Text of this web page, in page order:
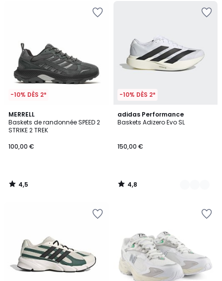
-10% DÈS 2*
MERRELL
Baskets de randonnée SPEED 2
STRIKE 2 TREK
100,00 €
4,5
/ 5
4,5
/
-10% DÈS 2*
adidas Performance
Baskets Adizero Evo SL
150,00 €
4,8
/ 5
2
Couleurs
4,8
/